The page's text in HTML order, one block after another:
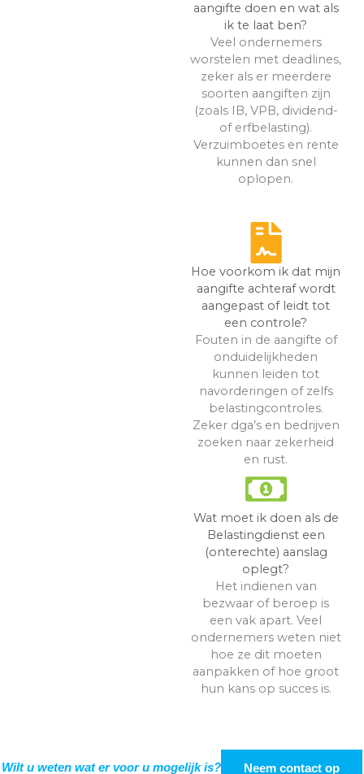
aangifte doen en wat als
ik te laat ben?
Veel ondernemers
worstelen met deadlines,
zeker als er meerdere
soorten aangiften zijn
(zoals IB, VPB, dividend-
of erfbelasting).
Verzuimboetes en rente
kunnen dan snel
oplopen.
Hoe voorkom ik dat mijn
aangifte achteraf wordt
aangepast of leidt tot
een controle?
Fouten in de aangifte of
onduidelijkheden
kunnen leiden tot
navorderingen of zelfs
belastingcontroles.
Zeker dga’s en bedrijven
zoeken naar zekerheid
en rust.
Wat moet ik doen als de
Belastingdienst een
(onterechte) aanslag
oplegt?
Het indienen van
bezwaar of beroep is
een vak apart. Veel
ondernemers weten niet
hoe ze dit moeten
aanpakken of hoe groot
hun kans op succes is.
Wilt u weten wat er voor u mogelijk is? Neem contact op